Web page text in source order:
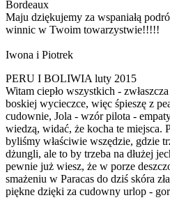
Bordeaux
Maju dziękujemy za wspaniałą
winnic w Twoim towarzystwie!!!!!
Iwona i Piotrek
PERU I BOLIWIA luty 2015
Witam ciepło wszystkich -
boskiej wycieczce, więc śpieszę z
cudownie, Jola - wzór pilota -
wiedzą, widać, że kocha te miejsca.
byliśmy właściwie wszędzie, gdzie
dżungli, ale to by trzeba na dłużej
pewnie już wiesz, że w porze
smażeniu w Paracas do dziś skóra
piękne dzięki za cudowny urlop -